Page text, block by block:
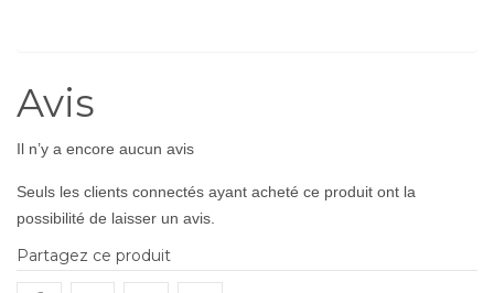
Avis
Il n’y a encore aucun avis
Seuls les clients connectés ayant acheté ce produit ont la
possibilité de laisser un avis.
Partagez ce produit